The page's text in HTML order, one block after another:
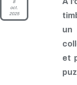
8
oct.
2025
et